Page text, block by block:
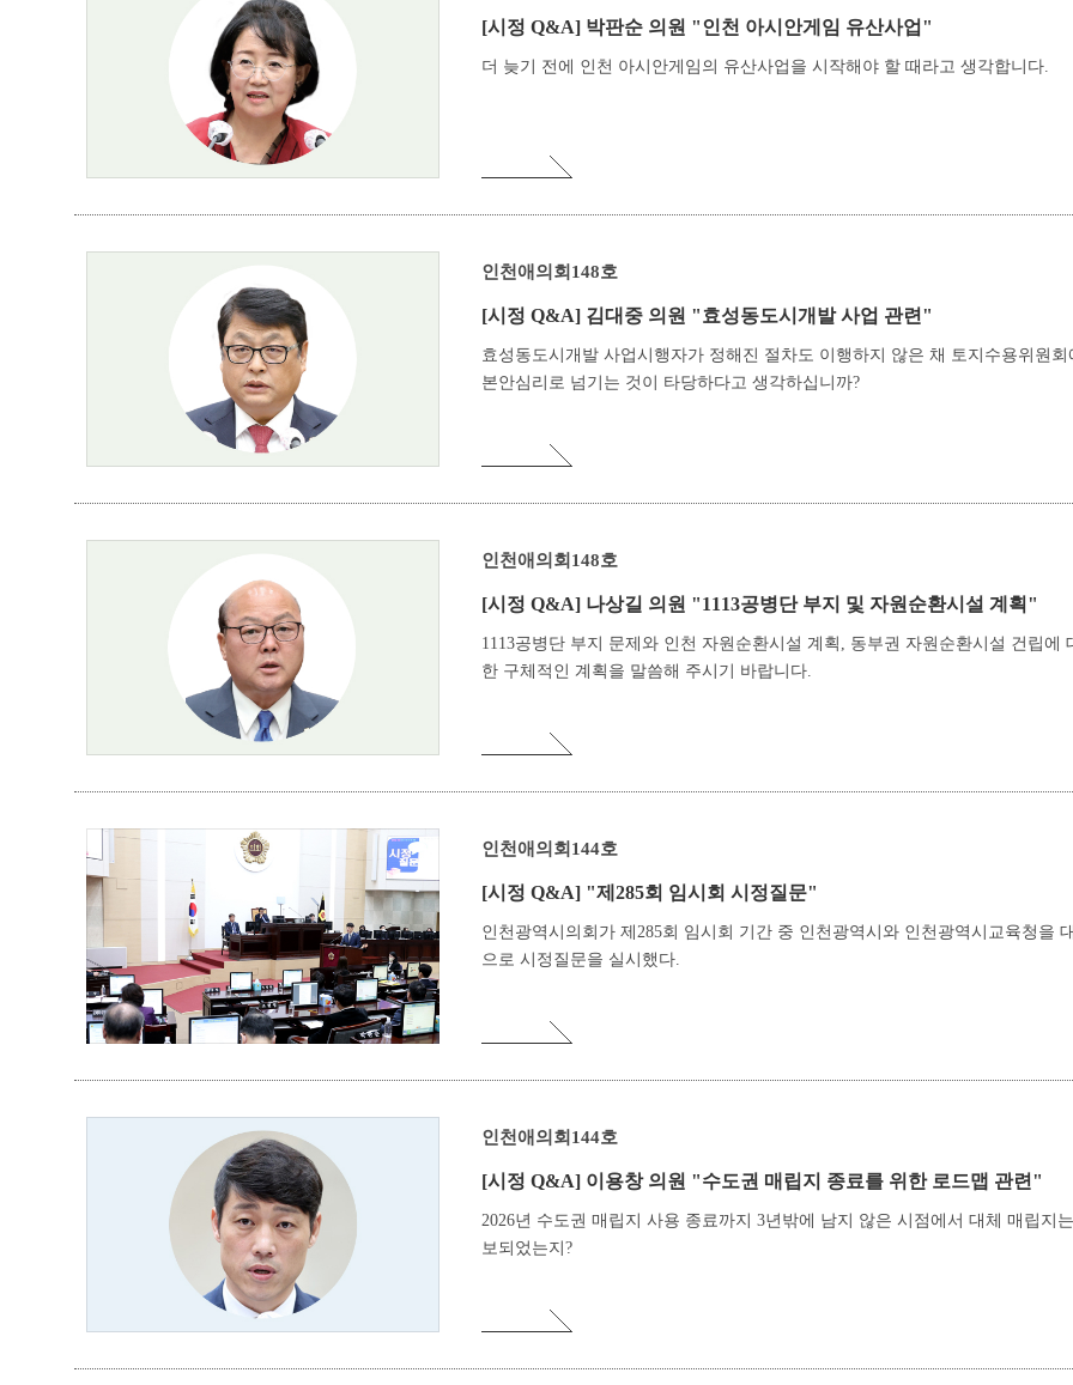
[시정 Q&A] 박판순 의원 "인천 아시안게임 유산사업"
더 늦기 전에 인천 아시안게임의 유산사업을 시작해야 할 때라고 생각합니다.
인천애의회148호
[시정 Q&A] 김대중 의원 "효성동도시개발 사업 관련"
효성동도시개발 사업시행자가 정해진 절차도 이행하지 않은 채 토지수용위원회
본안심리로 넘기는 것이 타당하다고 생각하십니까?
인천애의회148호
[시정 Q&A] 나상길 의원 "1113공병단 부지 및 자원순환시설 계획"
1113공병단 부지 문제와 인천 자원순환시설 계획, 동부권 자원순환시설 건립에
한 구체적인 계획을 말씀해 주시기 바랍니다.
인천애의회144호
[시정 Q&A] "제285회 임시회 시정질문"
인천광역시의회가 제285회 임시회 기간 중 인천광역시와 인천광역시교육청을
으로 시정질문을 실시했다.
인천애의회144호
[시정 Q&A] 이용창 의원 "수도권 매립지 종료를 위한 로드맵 관련"
2026년 수도권 매립지 사용 종료까지 3년밖에 남지 않은 시점에서 대체 매립지
보되었는지?